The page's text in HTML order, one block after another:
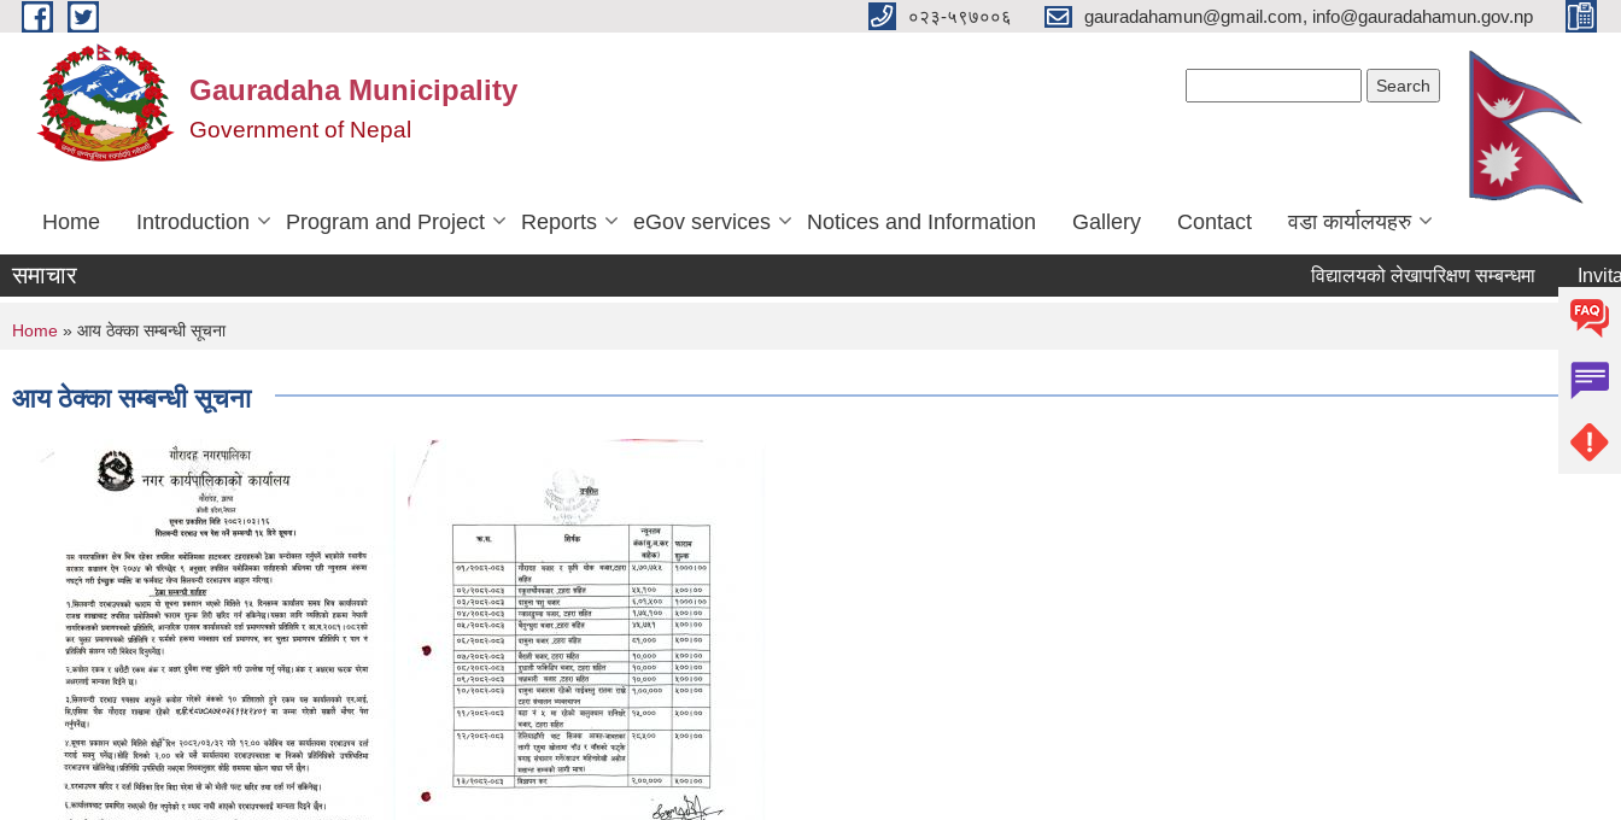
Skip to main content ०२३-५९७००६ gauradahamun@gmail.com, info@gauradahamun.gov.np
Gauradaha Municipality
Government of Nepal
Home Introduction Program and Project Reports eGov services Notices and Information Gallery Contact वडा कार्यालयहरु
समाचार विद्यालयको लेखापरिक्षण सम्बन्धमा
You are here
Home » आय ठेक्का सम्बन्धी सूचना
आय ठेक्का सम्बन्धी सूचना